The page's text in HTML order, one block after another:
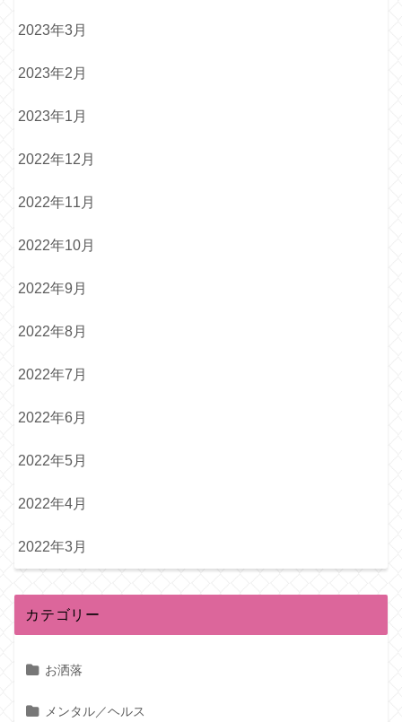
2023年3月
2023年2月
2023年1月
2022年12月
2022年11月
2022年10月
2022年9月
2022年8月
2022年7月
2022年6月
2022年5月
2022年4月
2022年3月
カテゴリー
お洒落
メンタル／ヘルス